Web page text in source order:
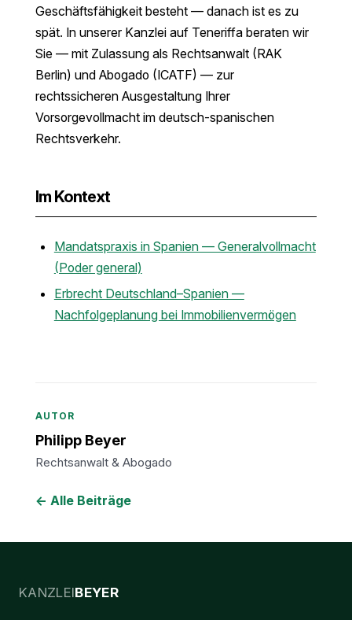
Geschäftsfähigkeit besteht — danach ist es zu
spät. In unserer Kanzlei auf Teneriffa beraten wir
Sie — mit Zulassung als Rechtsanwalt (RAK
Berlin) und Abogado (ICATF) — zur
rechtssicheren Ausgestaltung Ihrer
Vorsorgevollmacht im deutsch-spanischen
Rechtsverkehr.
Im Kontext
Mandatspraxis in Spanien — Generalvollmacht
(Poder general)
Erbrecht Deutschland–Spanien —
Nachfolgeplanung bei Immobilienvermögen
AUTOR
Philipp Beyer
Rechtsanwalt & Abogado
← Alle Beiträge
KANZLEIBEYER